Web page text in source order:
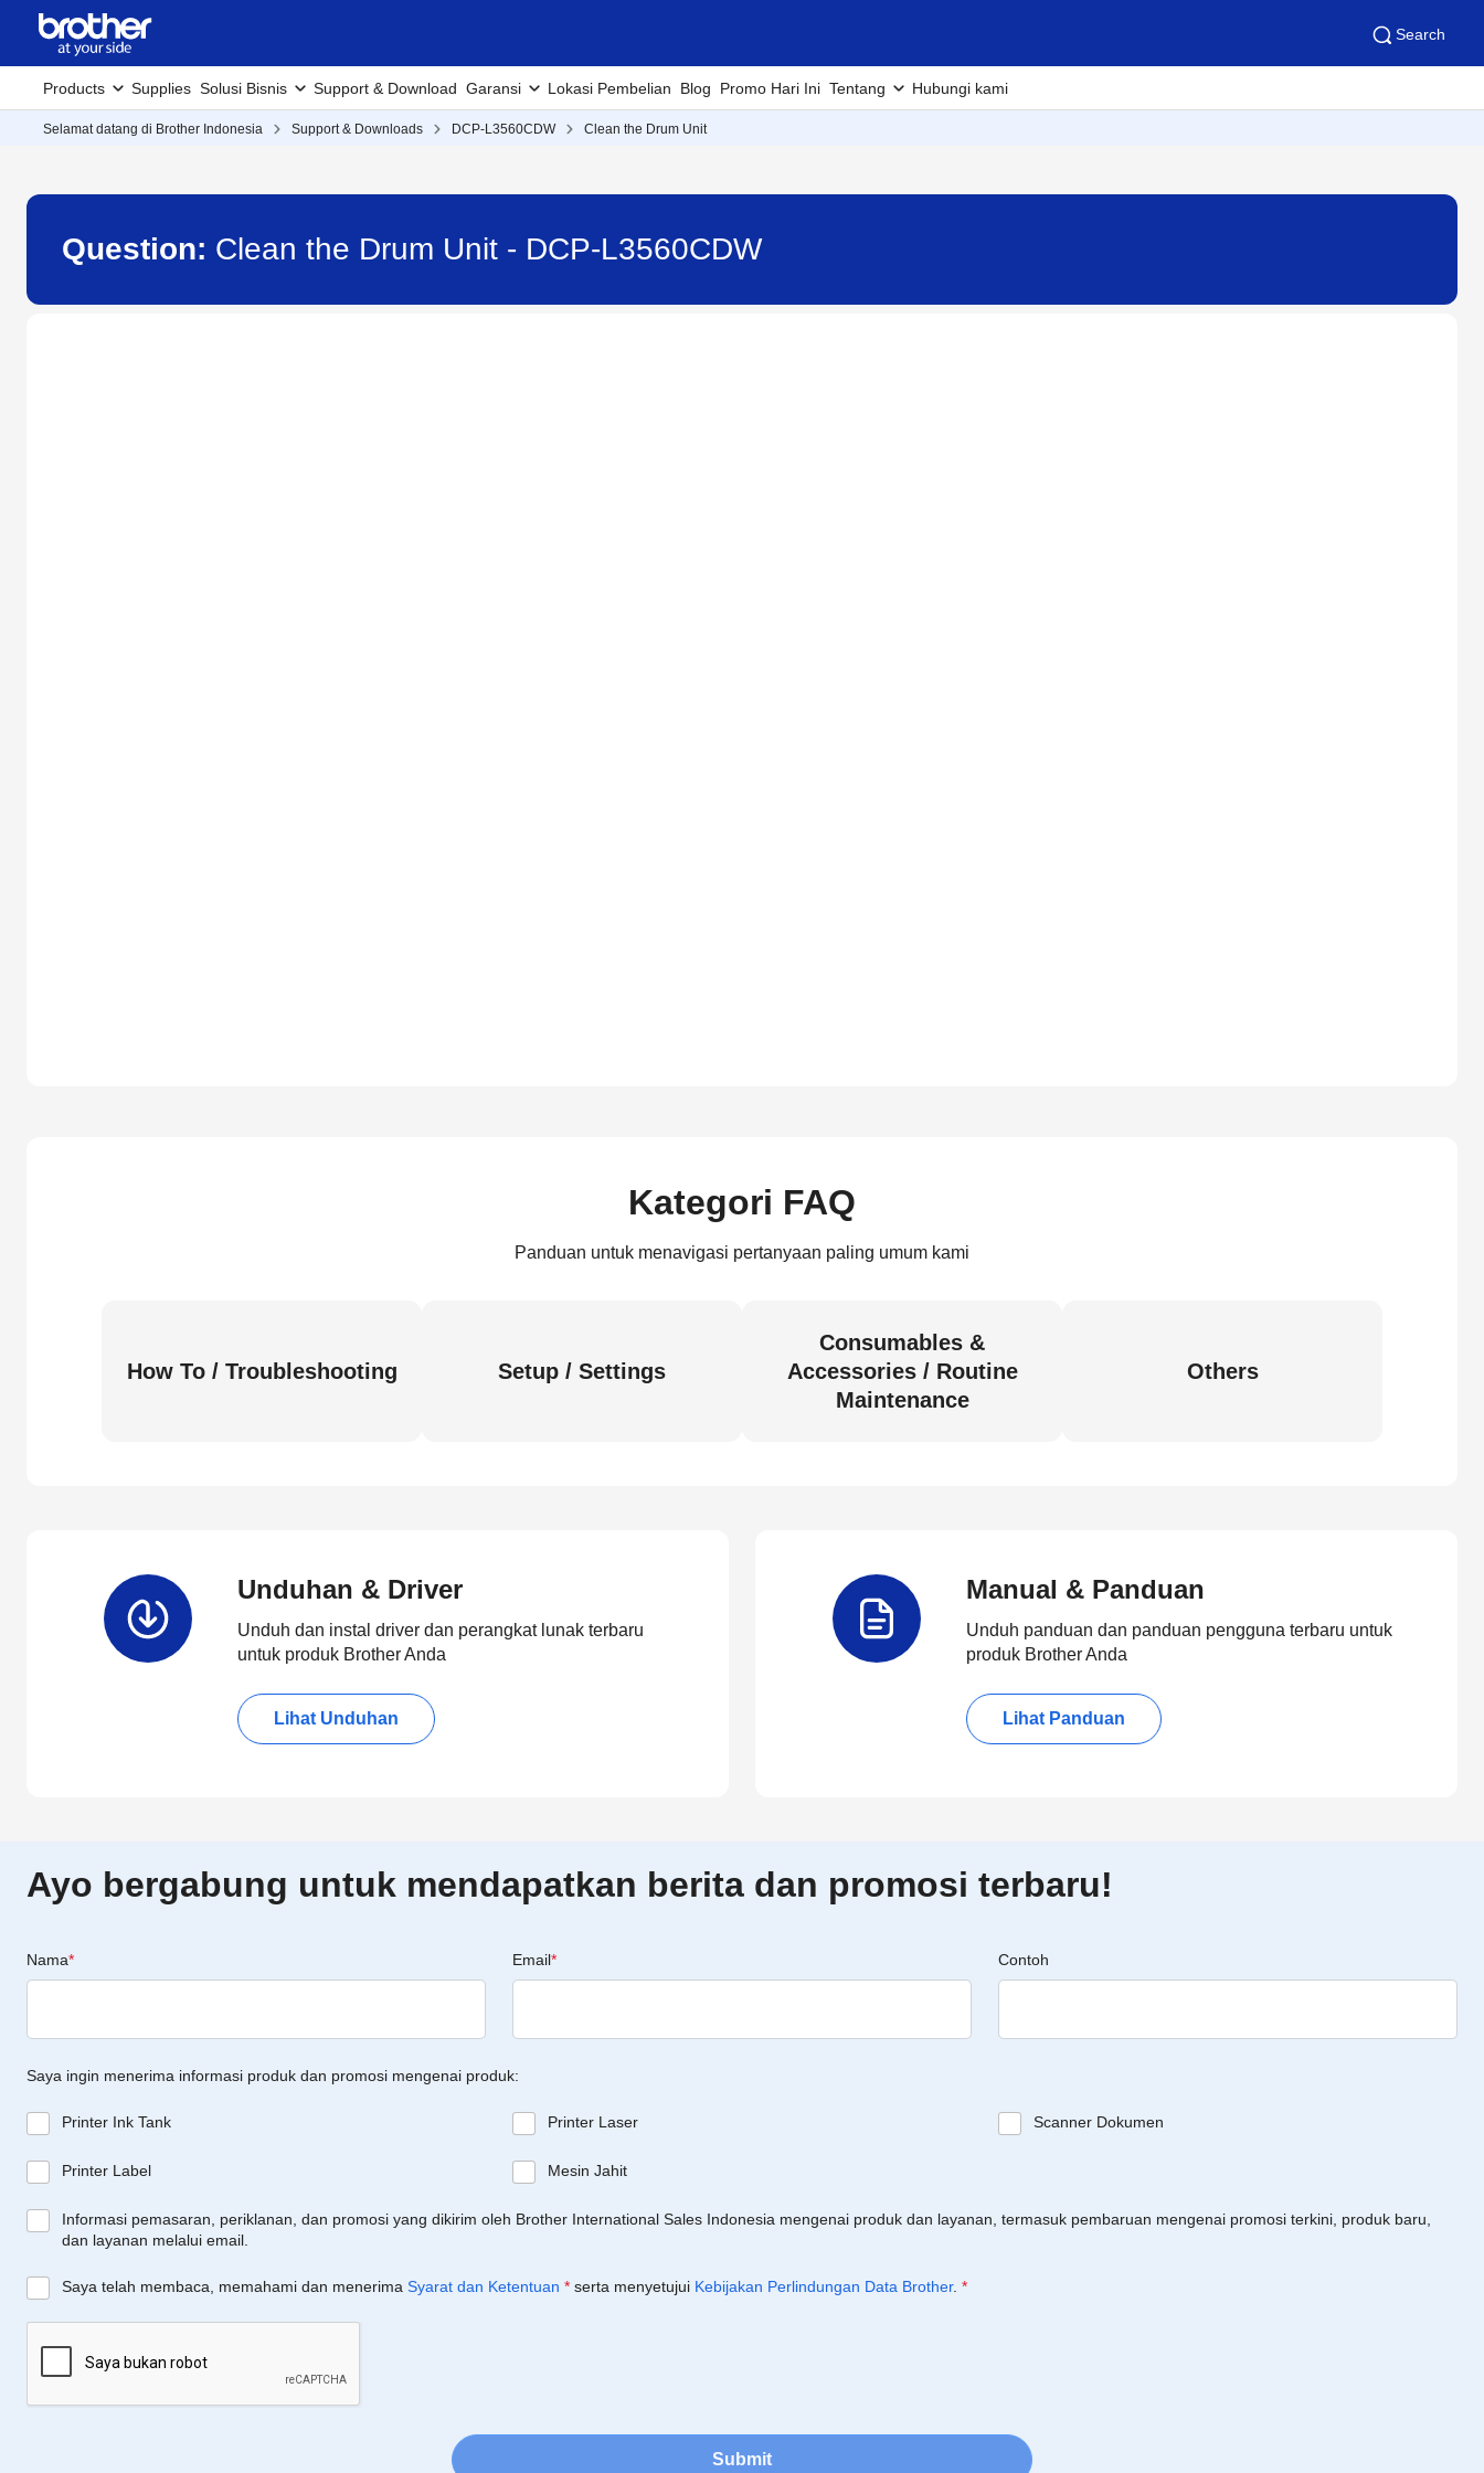
Search
Products Supplies Solusi Bisnis Support & Download Garansi Lokasi Pembelian Blog Promo Hari Ini Tentang Hubungi kami
Selamat datang di Brother Indonesia Support & Downloads DCP-L3560CDW Clean the Drum Unit
Question: Clean the Drum Unit - DCP-L3560CDW
Kategori FAQ
Panduan untuk menavigasi pertanyaan paling umum kami
How To / Troubleshooting Setup / Settings
Consumables &
Accessories / Routine
Maintenance
Others
Unduhan & Driver
Unduh dan instal driver dan perangkat lunak terbaru
untuk produk Brother Anda
Lihat Unduhan
Manual & Panduan
Unduh panduan dan panduan pengguna terbaru untuk
produk Brother Anda
Lihat Panduan
Ayo bergabung untuk mendapatkan berita dan promosi terbaru!
Nama* Email* Contoh
Saya ingin menerima informasi produk dan promosi mengenai produk:
Printer Ink Tank Printer Laser Scanner Dokumen
Printer Label Mesin Jahit
Informasi pemasaran, periklanan, dan promosi yang dikirim oleh Brother International Sales Indonesia mengenai produk dan layanan, termasuk pembaruan mengenai promosi terkini, produk baru,
dan layanan melalui email.
Saya telah membaca, memahami dan menerima Syarat dan Ketentuan * serta menyetujui Kebijakan Perlindungan Data Brother. *
Submit